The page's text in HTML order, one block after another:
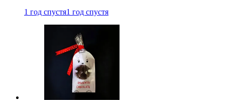
1 год спустя1 год спустя